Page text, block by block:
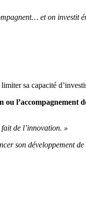
et on investit
sa capacité
l’accompagnement
de l’innovation. »
son développement